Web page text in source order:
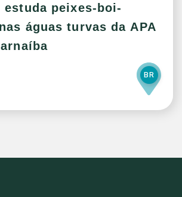
estuda peixes-boi-
águas turvas da APA
BR